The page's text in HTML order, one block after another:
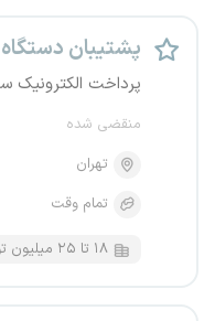
پشتیبان
پرداخت الکترونیک
منقضی شده
تهران
تمام وقت
۱۸ تا ۲۵ میلیون تومان